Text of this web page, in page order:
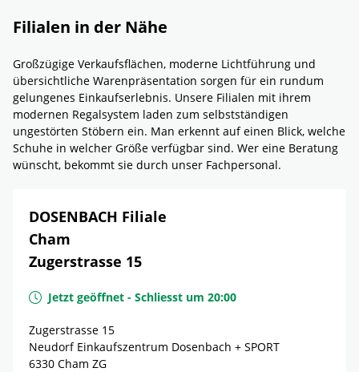
Filialen in der Nähe
Großzügige Verkaufsflächen, moderne Lichtführung und
übersichtliche Warenpräsentation sorgen für ein rundum
gelungenes Einkaufserlebnis. Unsere Filialen mit ihrem
modernen Regalsystem laden zum selbstständigen
ungestörten Stöbern ein. Man erkennt auf einen Blick, welche
Schuhe in welcher Größe verfügbar sind. Wer eine Beratung
wünscht, bekommt sie durch unser Fachpersonal.
DOSENBACH Filiale
Cham
Zugerstrasse 15
Jetzt geöffnet - Schliesst um 20:00
Zugerstrasse 15
Neudorf Einkaufszentrum Dosenbach + SPORT
6330 Cham ZG